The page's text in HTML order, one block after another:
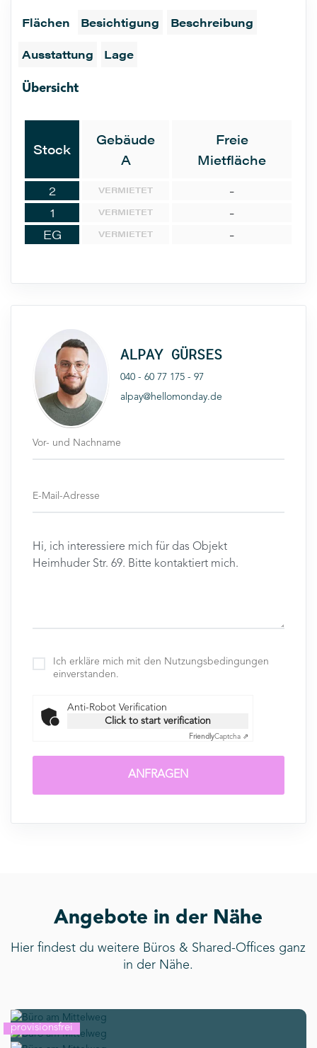
Flächen Besichtigung
Beschreibung
Ausstattung
Lage
Übersicht
Stock
Gebäude
A
Freie
Mietfläche
2 VERMIETET
-
1
VERMIETET
-
EG
VERMIETET -
ALPAY GÜRSES
040 - 60 77 175 - 97
alpay@hellomonday.de
Ich erkläre mich mit den Nutzungsbedingungen
einverstanden.
Anti-Robot Verification
Click to start verification
FriendlyCaptcha ⇗
ANFRAGEN
Angebote in der Nähe
Hier findest du weitere Büros & Shared-Offices ganz
in der Nähe.
provisionsfrei